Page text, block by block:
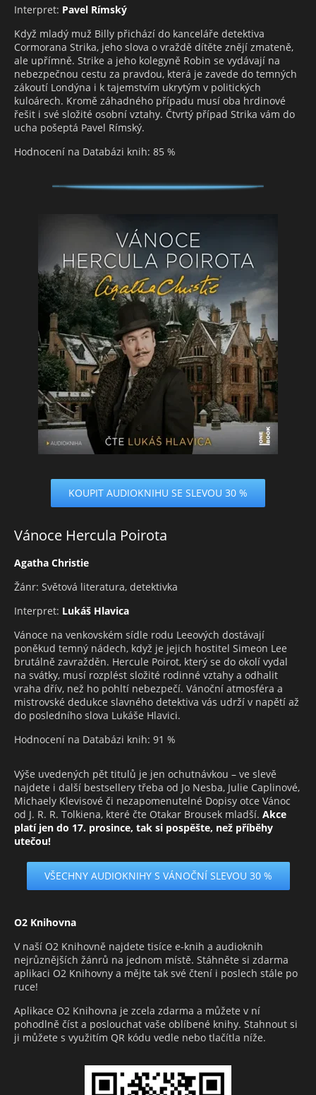
Interpret: Pavel Rímský
Když mladý muž Billy přichází do kanceláře detektiva
Cormorana Strika, jeho slova o vraždě dítěte znějí zmateně,
ale upřímně. Strike a jeho kolegyně Robin se vydávají na
nebezpečnou cestu za pravdou, která je zavede do temných
zákoutí Londýna i k tajemstvím ukrytým v politických
kuloárech. Kromě záhadného případu musí oba hrdinové
řešit i své složité osobní vztahy. Čtvrtý případ Strika vám do
ucha pošeptá Pavel Rímský.
Hodnocení na Databázi knih: 85 %
KOUPIT AUDIOKNIHU SE SLEVOU 30 %
Vánoce Hercula Poirota
Agatha Christie
Žánr: Světová literatura, detektivka
Interpret: Lukáš Hlavica
Vánoce na venkovském sídle rodu Leeových dostávají
poněkud temný nádech, když je jejich hostitel Simeon Lee
brutálně zavražděn. Hercule Poirot, který se do okolí vydal
na svátky, musí rozplést složité rodinné vztahy a odhalit
vraha dřív, než ho pohltí nebezpečí. Vánoční atmosféra a
mistrovské dedukce slavného detektiva vás udrží v napětí až
do posledního slova Lukáše Hlavici.
Hodnocení na Databázi knih: 91 %
Výše uvedených pět titulů je jen ochutnávkou – ve slevě
najdete i další bestsellery třeba od Jo Nesba, Julie Caplinové,
Michaely Klevisové či nezapomenutelné Dopisy otce Vánoc
od J. R. R. Tolkiena, které čte Otakar Brousek mladší. Akce
platí jen do 17. prosince, tak si pospěšte, než příběhy
utečou!
VŠECHNY AUDIOKNIHY S VÁNOČNÍ SLEVOU 30 %
O2 Knihovna
V naší O2 Knihovně najdete tisíce e-knih a audioknih
nejrůznějších žánrů na jednom místě. Stáhněte si zdarma
aplikaci O2 Knihovny a mějte tak své čtení i poslech stále po
ruce!
Aplikace O2 Knihovna je zcela zdarma a můžete v ní
pohodlně číst a poslouchat vaše oblíbené knihy. Stahnout si
ji můžete s využitím QR kódu vedle nebo tlačítla níže.